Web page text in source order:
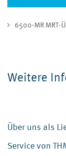
6500-MR MRT-
Weitere
Über uns als
Service von